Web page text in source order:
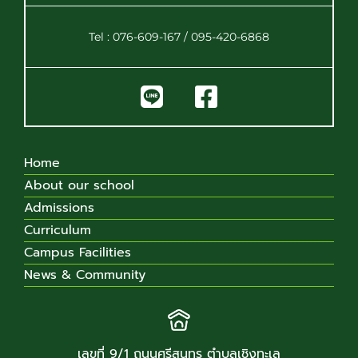
Tel : 076-609-167 / 095-420-6868
Home
About our school
Admissions
Curriculum
Campus Facilities
News & Community
เลขที่ 9/1 ถนนศรีสุนทร ตำบลเชิงทะเล